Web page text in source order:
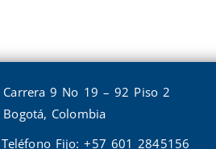
Carrera 9 No 19 – 92 Piso 2
Bogotá, Colombia
Teléfono Fijo: +57 601 2845156